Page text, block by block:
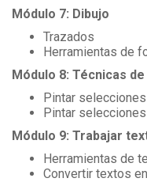
Módulo 7: Dibujo
Trazados
Herramientas de
Módulo 8: Técnicas
Pintar
Pintar
Módulo 9: Trabajar
Herramientas de
Convertir textos